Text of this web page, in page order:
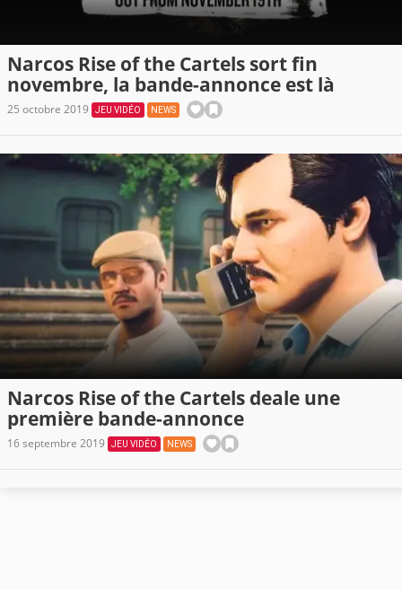
Narcos Rise of the Cartels sort fin
novembre, la bande-annonce est là
25 octobre 2019 JEU VIDÉO NEWS
Narcos Rise of the Cartels deale une
première bande-annonce
16 septembre 2019 JEU VIDÉO NEWS